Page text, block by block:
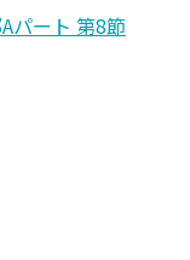
パート 第8節